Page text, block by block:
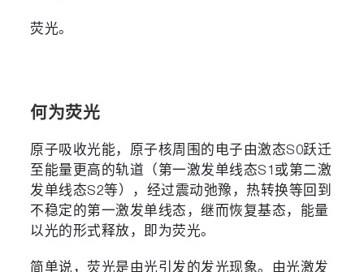
荧光。
何为荧光
原子吸收光能，原子核周围的电子由激态S0跃迁
至能量更高的轨道（第一激发单线态S1或第二激
发单线态S2等），经过震动弛豫，热转换等回到
不稳定的第一激发单线态，继而恢复基态，能量
以光的形式释放，即为荧光。